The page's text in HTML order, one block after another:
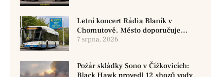
Letní koncert Rádia Blaník v
Chomutově. Město doporučuje
využít MHD
7 srpna, 2026
Požár skládky Sono v Čížkovicích:
Black Hawk provedl 12 shozů vody